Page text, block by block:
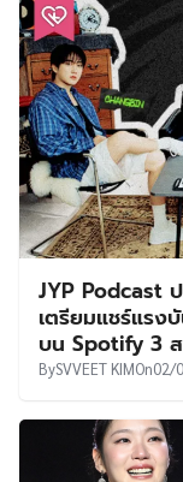
JYP Podcast ป
เตรียมแชร์แรง
บน Spotify 3
BySVVEET KIMOn02/